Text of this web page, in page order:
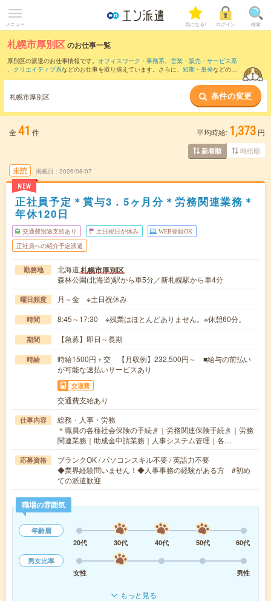
メニュー 気になる! ログイン 検索
札幌市厚別区のお仕事一覧
厚別区の派遣のお仕事情報です。 オフィスワーク・事務系、 営業・販売・サービス系
、 クリエイティブ系などのお仕事を取り揃えています。さらに、 短期 ・ 単発などの期
また、中央区・
など隣接エリアのお仕事もご確認い
ただけます。
札幌市厚別区 条件の変更
全 41 件 平均時給: 1,373 円
新着順 時給順
未読
NEW
掲載日 2026/08/07
正社員予定＊賞与3．5ヶ月分＊労務関連業務＊
年休120日
交通費別途支給あり 土日祝日が休み WEB登録OK
正社員への紹介予定派遣
勤務地 北海道札幌市厚別区
森林公園(北海道)駅から車5分／新札幌駅から車4分
曜日頻度 月～金 ※土日祝休み
時間 8:45～17:30 ※残業はほとんどありません。※休憩60分。
期間 【急募】即日～長期
時給
時給1500円＋交 【月収例】232,500円～ ■給与の前払い
が可能な速払いサービスあり
交通費
交通費支給あり
仕事内容
総務・人事・労務
＊職員の各種社会保険の手続き｜労務関連保険手続き｜労務
関連業務｜助成金申請業務｜人事システム管理｜各…
応募資格
ブランクOK / パソコンスキル不要 / 英語力不要
◆業界経験問いません！◆人事事務の経験がある方 #初め
ての派遣歓迎
職場の雰囲気
年齢層
20代
30代 40代 50代
60代
男女比率
女性
男性
もっと見る